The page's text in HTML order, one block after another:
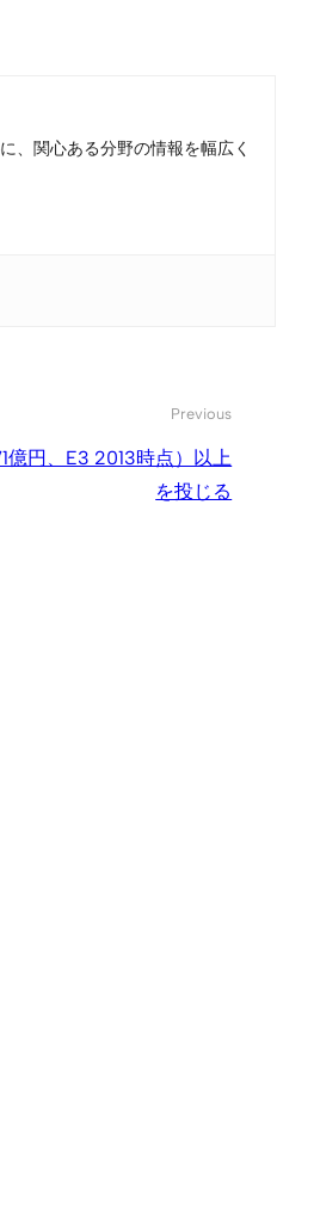
、関心ある分野の情報を幅広く
Previous
円、E3 2013時点）以上
を投じる